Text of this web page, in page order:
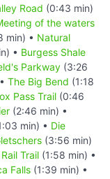
Road (0:43 min)
of the waters
min) • Natural
• Burgess Shale
Parkway (3:26
The Big Bend (1:18
Pass Trail (0:46
(2:46 min) •
min) • Die
(3:56 min)
Trail (1:58 min) •
Falls (1:39 min) •